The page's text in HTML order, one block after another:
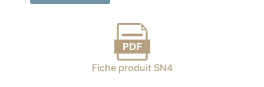
Fiche produit SN4